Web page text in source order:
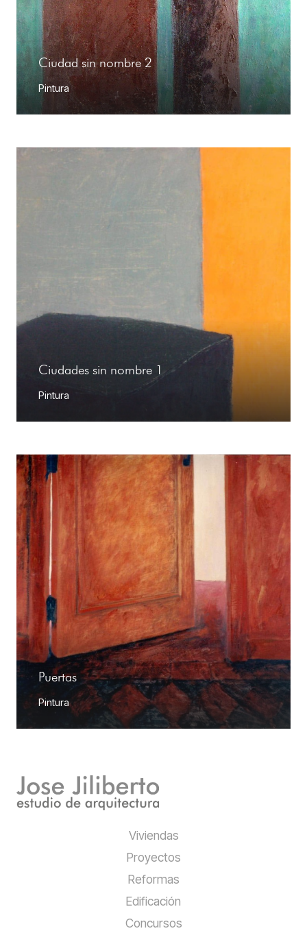
Ciudad sin nombre 2
Pintura
Ciudades sin nombre 1
Pintura
Puertas
Pintura
Viviendas
Proyectos
Reformas
Edificación
Concursos